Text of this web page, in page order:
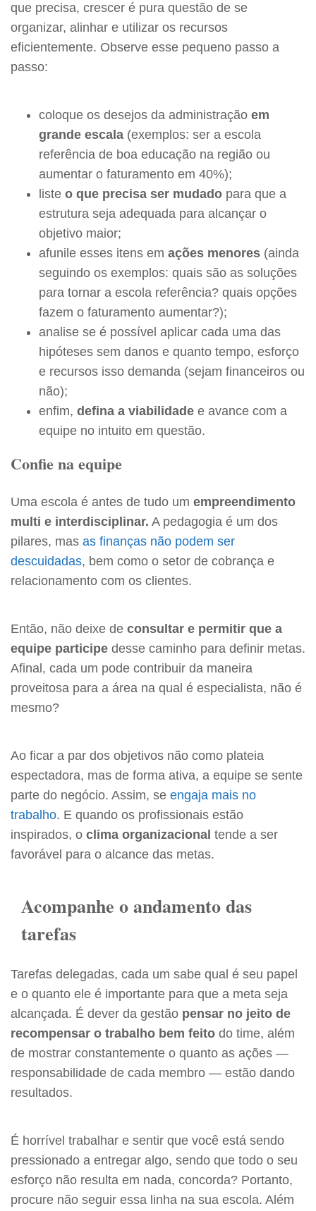
que precisa, crescer é pura questão de se
organizar, alinhar e utilizar os recursos
eficientemente. Observe esse pequeno passo a
passo:
coloque os desejos da administração em
grande escala (exemplos: ser a escola
referência de boa educação na região ou
aumentar o faturamento em 40%);
liste o que precisa ser mudado para que a
estrutura seja adequada para alcançar o
objetivo maior;
afunile esses itens em ações menores (ainda
seguindo os exemplos: quais são as soluções
para tornar a escola referência? quais opções
fazem o faturamento aumentar?);
analise se é possível aplicar cada uma das
hipóteses sem danos e quanto tempo, esforço
e recursos isso demanda (sejam financeiros ou
não);
enfim, defina a viabilidade e avance com a
equipe no intuito em questão.
Confie na equipe
Uma escola é antes de tudo um empreendimento
multi e interdisciplinar. A pedagogia é um dos
pilares, mas as finanças não podem ser
descuidadas, bem como o setor de cobrança e
relacionamento com os clientes.
Então, não deixe de consultar e permitir que a
equipe participe desse caminho para definir metas.
Afinal, cada um pode contribuir da maneira
proveitosa para a área na qual é especialista, não é
mesmo?
Ao ficar a par dos objetivos não como plateia
espectadora, mas de forma ativa, a equipe se sente
parte do negócio. Assim, se engaja mais no
trabalho. E quando os profissionais estão
inspirados, o clima organizacional tende a ser
favorável para o alcance das metas.
Acompanhe o andamento das
tarefas
Tarefas delegadas, cada um sabe qual é seu papel
e o quanto ele é importante para que a meta seja
alcançada. É dever da gestão pensar no jeito de
recompensar o trabalho bem feito do time, além
de mostrar constantemente o quanto as ações —
responsabilidade de cada membro — estão dando
resultados.
É horrível trabalhar e sentir que você está sendo
pressionado a entregar algo, sendo que todo o seu
esforço não resulta em nada, concorda? Portanto,
procure não seguir essa linha na sua escola. Além